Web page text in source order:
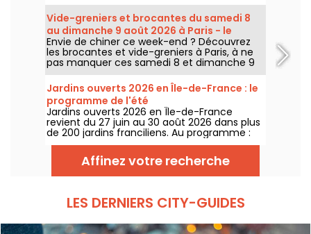
Vide-greniers et brocantes du samedi 8
au dimanche 9 août 2026 à Paris - le
programme du week-end
Envie de chiner ce week-end ? Découvrez
les brocantes et vide-greniers à Paris, à ne
pas manquer ces samedi 8 et dimanche 9
août 2026 pour faire le plein de bonnes
affaires.
Jardins ouverts 2026 en Île-de-France : le
programme de l'été
Jardins ouverts 2026 en Île-de-France
revient du 27 juin au 30 août 2026 dans plus
de 200 jardins franciliens. Au programme :
concerts, spectacles, visites, ateliers et
installations artistiques.
Affinez votre recherche
LES DERNIERS CITY-GUIDES